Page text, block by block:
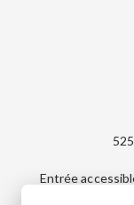
Entrée